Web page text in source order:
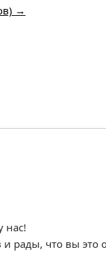
→
нас!
рады, что вы это